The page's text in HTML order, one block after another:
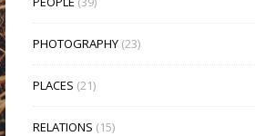
PHOTOGRAPHY (23)
PLACES (21)
RELATIONS (15)